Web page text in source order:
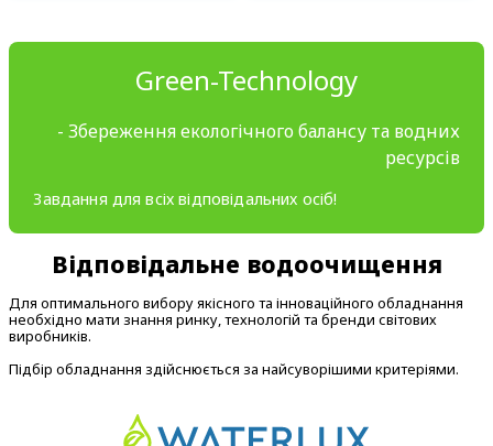
Green-Technology
- Збереження екологічного балансу та водних
ресурсів
Завдання для всіх відповідальних осіб!
Відповідальне водоочищення
Для оптимального вибору якісного та інноваційного обладнання
необхідно мати знання ринку, технологій та бренди світових
виробників.
Підбір обладнання здійснюється за найсуворішими критеріями.